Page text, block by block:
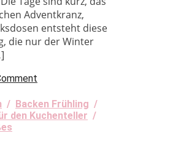
Adventkranz,
entsteht diese
die nur der Winter
/ Backen Frühling /
den Kuchenteller /